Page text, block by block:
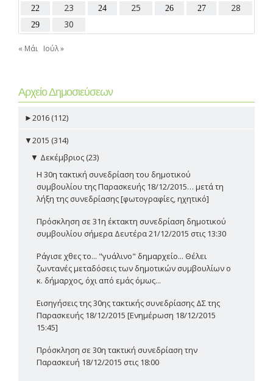
22 23 24 25 26 27 28
29 30
« Μάι Ιούλ »
Αρχείο Δημοσιεύσεων
►2016 (112)
▼2015 (314)
▼ Δεκέμβριος (23)
Η 30η τακτική συνεδρίαση του δημοτικού
συμβουλίου της Παρασκευής 18/12/2015… μετά τη
λήξη της συνεδρίασης [φωτογραφίες, ηχητικό]
Πρόσκληση σε 31η έκτακτη συνεδρίαση δημοτικού
συμβουλίου σήμερα Δευτέρα 21/12/2015 στις 13:30
Ράγισε χθες το... "γυάλινο" δημαρχείο... Θέλει
ζωντανές μεταδόσεις των δημοτικών συμβουλίων ο
κ. δήμαρχος, όχι από εμάς όμως...
Εισηγήσεις της 30ης τακτικής συνεδρίασης ΔΣ της
Παρασκευής 18/12/2015 [Ενημέρωση 18/12/2015
15:45]
Πρόσκληση σε 30η τακτική συνεδρίαση την
Παρασκευή 18/12/2015 στις 18:00